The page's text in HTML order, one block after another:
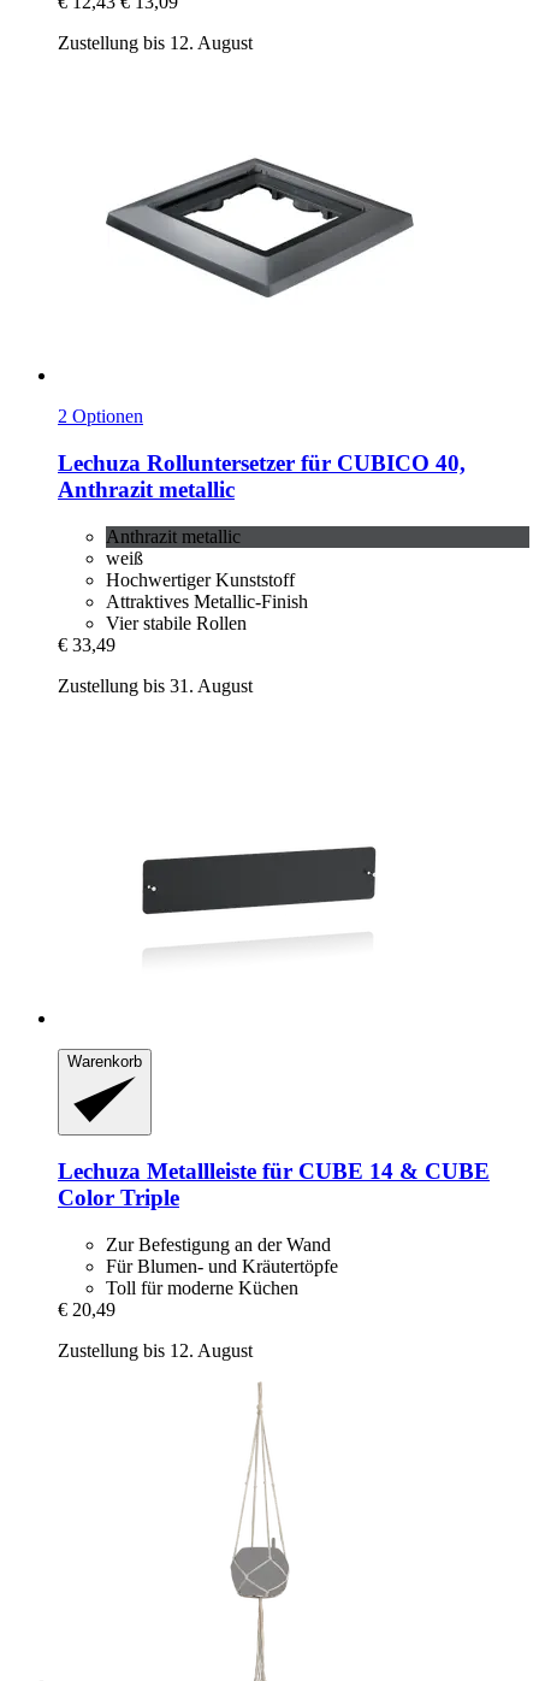
Zustellung bis 12. August
2 Optionen
Lechuza Rolluntersetzer für CUBICO 40,
Anthrazit metallic
Anthrazit metallic
weiß
Hochwertiger Kunststoff
Attraktives Metallic-Finish
Vier stabile Rollen
€ 33,49
Zustellung bis 31. August
Warenkorb
Lechuza Metallleiste für CUBE 14 & CUBE
Color Triple
Zur Befestigung an der Wand
Für Blumen- und Kräutertöpfe
Toll für moderne Küchen
€ 20,49
Zustellung bis 12. August